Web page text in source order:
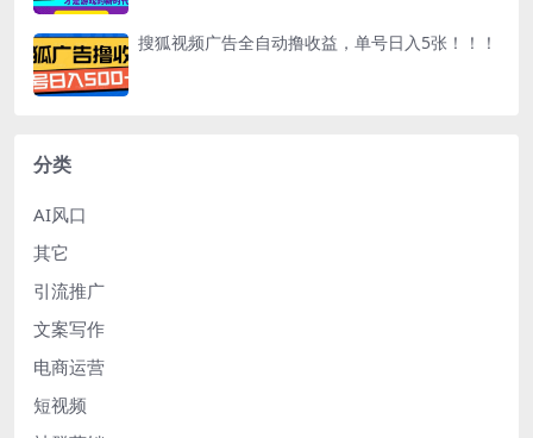
搜狐视频广告全自动撸收益，单号日入5张！！！
分类
AI风口
其它
引流推广
文案写作
电商运营
短视频